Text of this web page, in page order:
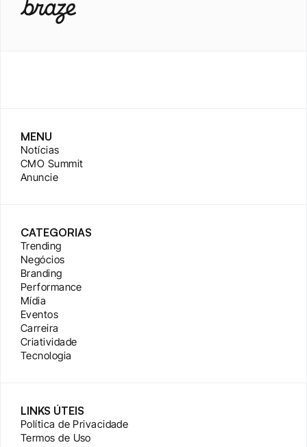
MENU
Notícias
CMO Summit
Anuncie
CATEGORIAS
Trending
Negócios
Branding
Performance
Mídia
Eventos
Carreira
Criatividade
Tecnologia
LINKS ÚTEIS
Política de Privacidade
Termos de Uso